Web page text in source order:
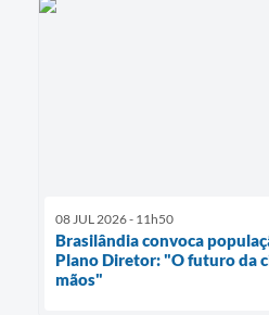
08 JUL 2026 - 11h50
Brasilândia convoca
Plano Diretor: "O futuro da
mãos"